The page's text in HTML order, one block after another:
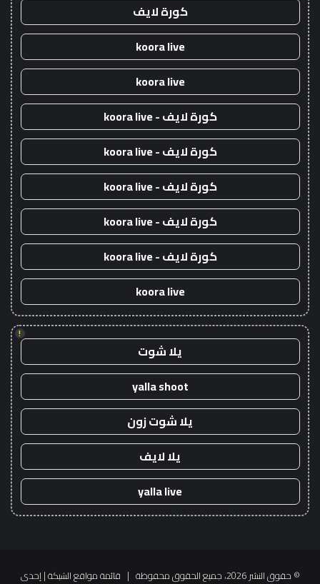
كورة لايف
koora live
koora live
كورة لايف - koora live
كورة لايف - koora live
كورة لايف - koora live
كورة لايف - koora live
كورة لايف - koora live
koora live
!
يلا شوت
yalla shoot
يلا شوت زون
يلا لايف
yalla live
© حقوق النشر 2026، جميع الحقوق محفوظة | قائمة مواقع الشبكة| إحدى